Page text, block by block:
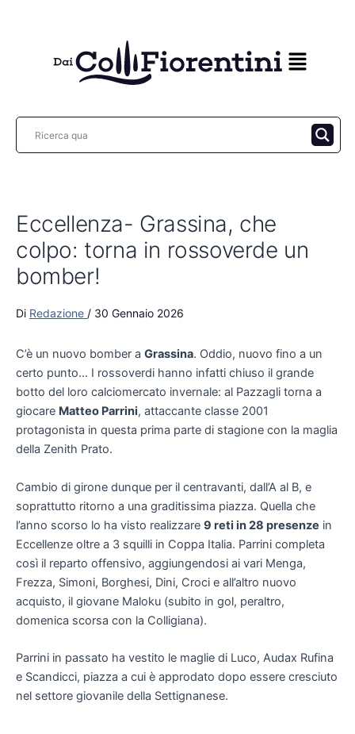
Eccellenza- Grassina, che
colpo: torna in rossoverde un
bomber!
Di Redazione / 30 Gennaio 2026
C’è un nuovo bomber a Grassina. Oddio, nuovo fino a un
certo punto… I rossoverdi hanno infatti chiuso il grande
botto del loro calciomercato invernale: al Pazzagli torna a
giocare Matteo Parrini, attaccante classe 2001
protagonista in questa prima parte di stagione con la maglia
della Zenith Prato.
Cambio di girone dunque per il centravanti, dall’A al B, e
soprattutto ritorno a una graditissima piazza. Quella che
l’anno scorso lo ha visto realizzare 9 reti in 28 presenze in
Eccellenze oltre a 3 squilli in Coppa Italia. Parrini completa
così il reparto offensivo, aggiungendosi ai vari Menga,
Frezza, Simoni, Borghesi, Dini, Croci e all’altro nuovo
acquisto, il giovane Maloku (subito in gol, peraltro,
domenica scorsa con la Colligiana).
Parrini in passato ha vestito le maglie di Luco, Audax Rufina
e Scandicci, piazza a cui è approdato dopo essere cresciuto
nel settore giovanile della Settignanese.